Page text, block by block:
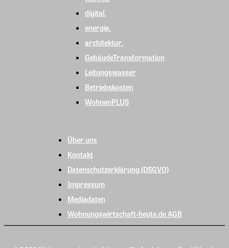
digital.
energie.
architektur.
GebäudeTransformation
Leitungswasser
Betriebskosten
WohnenPLUS
Über uns
Kontakt
Datenschutzerklärung (DSGVO)
Impressum
Mediadaten
Wohnungswirtschaft-heute.de AGB